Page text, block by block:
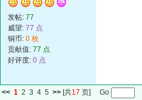
发帖: 77
威望: 77 点
铜币: 0 枚
贡献值: 77 点
好评度: 0 点
<< 1 2 3 4 5 >> [共17 页] Go